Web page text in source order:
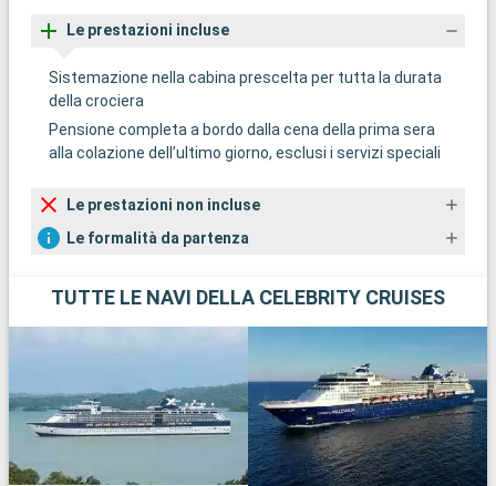
Le prestazioni incluse
Sistemazione nella cabina prescelta per tutta la durata
della crociera
Pensione completa a bordo dalla cena della prima sera
alla colazione dell’ultimo giorno, esclusi i servizi speciali
Le prestazioni non incluse
Le formalità da partenza
TUTTE LE NAVI DELLA CELEBRITY CRUISES